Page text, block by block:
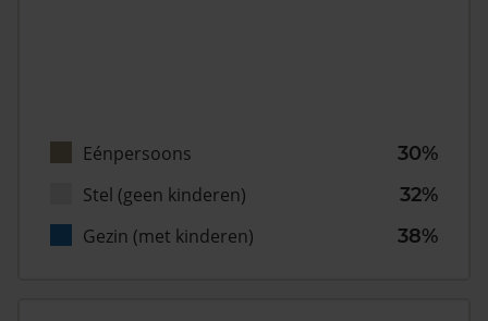
Eénpersoons
30%
Stel (geen kinderen)
32%
Gezin (met kinderen)
38%